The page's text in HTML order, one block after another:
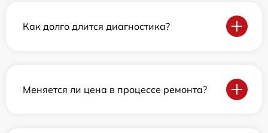
Как долго длится диагностика?
Меняется ли цена в процессе ремонта?